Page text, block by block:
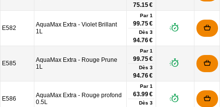
75.15 €
E582
AquaMax Extra - Violet Brillant
1L
Par 1
99.75 €
Dès 3
94.76 €
E585
AquaMax Extra - Rouge Prune
1L
Par 1
99.75 €
Dès 3
94.76 €
E586
AquaMax Extra - Rouge profond
0.5L
Par 1
63.99 €
Dès 3